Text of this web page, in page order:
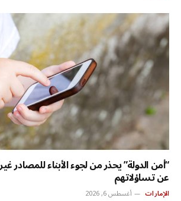
“أمن الدولة” يحذر من لجوء الأبناء للمصادر
عن تساؤلاتهم
الإمارات أغسطس 6, 2026